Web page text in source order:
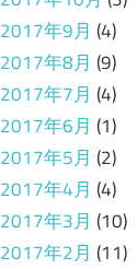
2017年9月 (4)
2017年8月 (9)
2017年7月 (4)
2017年6月 (1)
2017年5月 (2)
2017年4月 (4)
2017年3月 (10)
2017年2月 (11)